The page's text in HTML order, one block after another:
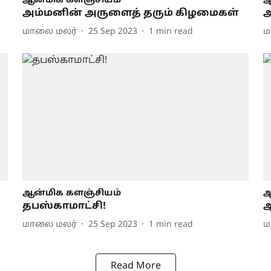
அம்மனின் அருளைத் தரும் கிழமைகள்
மாலை மலர் 25 Sep 2023 1 min read
ஆன்மிக களஞ்சியம்
தபஸ்காமாட்சி!
மாலை மலர் 25 Sep 2023 1 min read
Read More